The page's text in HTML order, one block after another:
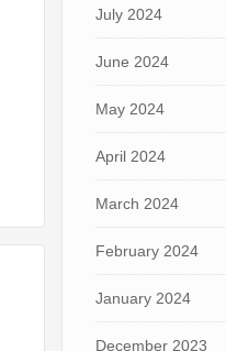
July 2024
June 2024
May 2024
April 2024
March 2024
February 2024
January 2024
December 2023